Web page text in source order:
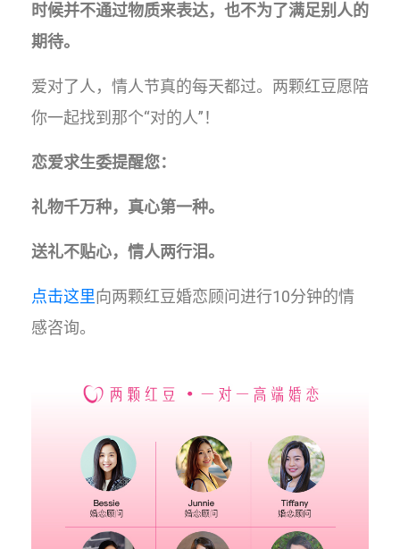
时候并不通过物质来表达，也不为了满足别人的
期待。
爱对了人，情人节真的每天都过。两颗红豆愿陪
你一起找到那个“对的人”！
恋爱求生委提醒您：
礼物千万种，真心第一种。
送礼不贴心，情人两行泪。
点击这里向两颗红豆婚恋顾问进行10分钟的情
感咨询。